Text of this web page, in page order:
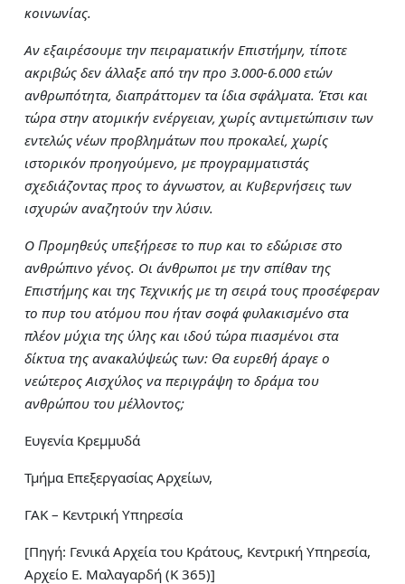
κοινωνίας.
Αν εξαιρέσουμε την πειραματικήν Επιστήμην, τίποτε
ακριβώς δεν άλλαξε από την προ 3.000-6.000 ετών
ανθρωπότητα, διαπράττομεν τα ίδια σφάλματα. Έτσι και
τώρα στην ατομικήν ενέργειαν, χωρίς αντιμετώπισιν των
εντελώς νέων προβλημάτων που προκαλεί, χωρίς
ιστορικόν προηγούμενο, με προγραμματιστάς
σχεδιάζοντας προς το άγνωστον, αι Κυβερνήσεις των
ισχυρών αναζητούν την λύσιν.
Ο Προμηθεύς υπεξήρεσε το πυρ και το εδώρισε στο
ανθρώπινο γένος. Οι άνθρωποι με την σπίθαν της
Επιστήμης και της Τεχνικής με τη σειρά τους προσέφεραν
το πυρ του ατόμου που ήταν σοφά φυλακισμένο στα
πλέον μύχια της ύλης και ιδού τώρα πιασμένοι στα
δίκτυα της ανακαλύψεώς των: Θα ευρεθή άραγε ο
νεώτερος Αισχύλος να περιγράψη το δράμα του
ανθρώπου του μέλλοντος;
Ευγενία Κρεμμυδά
Τμήμα Επεξεργασίας Αρχείων,
ΓΑΚ – Κεντρική Υπηρεσία
[Πηγή: Γενικά Αρχεία του Κράτους, Κεντρική Υπηρεσία,
Αρχείο Ε. Μαλαγαρδή (Κ 365)]